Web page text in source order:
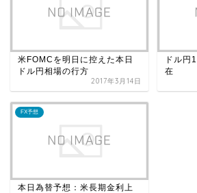
米FOMCを明日に控えた本日
ドル円相場の行方
2017年3月14日
ドル円
在
FX予想
本日為替予想：米長期金利上